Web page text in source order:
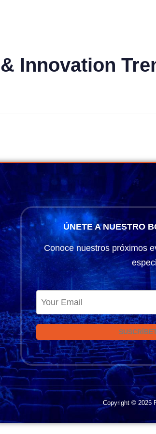
Innovation
ÚNETE A NUESTRO
Conoce nuestros próximos
Copyright © 2025